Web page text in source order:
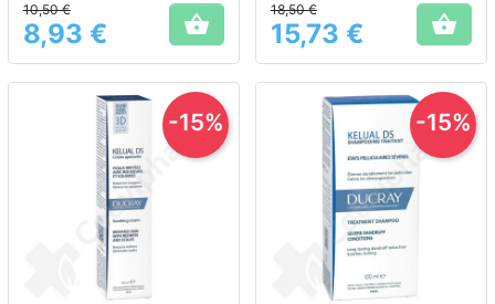
Prix
10,50 €
8,93 €  Prix
18,50 €
15,73 € 
-15% -15%